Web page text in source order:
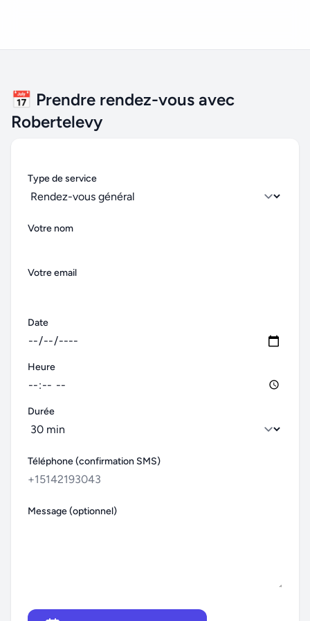
📅 Prendre rendez-vous avec
Robertelevy
Type de service
Votre nom
Votre email
Date
Heure
Durée
Téléphone (confirmation SMS)
Message (optionnel)